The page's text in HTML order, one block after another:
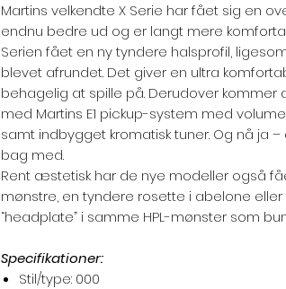
Martins velkendte X Serie har fået sig en
endnu bedre ud og er langt mere
Serien fået en ny tyndere halsprofil,
blevet afrundet. Det giver en ultra
behagelig at spille på. Derudover kommer
med Martins E1 pickup-system med
samt indbygget kromatisk tuner. Og nå ja
bag med.
Rent æstetisk har de nye modeller også
mønstre, en tyndere rosette i abelone
“headplate” i samme HPL-mønster som
Specifikationer:
Stil/type: 000